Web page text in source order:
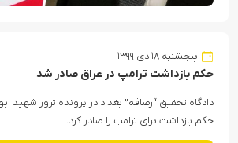
پنجشنبه ۱۸ دی ۱۳۹۹
حکم بازداشت ترامپ در عراق صادر شد
دادگاه تحقیق “رصافه” بغداد در پرونده ترور شهید
حکم بازداشت برای ترامپ را صادر کرد.